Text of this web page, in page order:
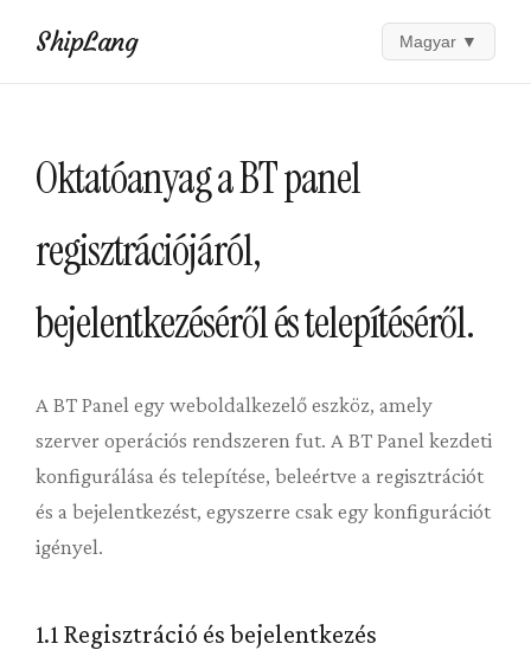
ShipLang Magyar ▼
Oktatóanyag a BT panel
regisztrációjáról,
bejelentkezéséről és telepítéséről.
A BT Panel egy weboldalkezelő eszköz, amely
szerver operációs rendszeren fut. A BT Panel kezdeti
konfigurálása és telepítése, beleértve a regisztrációt
és a bejelentkezést, egyszerre csak egy konfigurációt
igényel.
1.1 Regisztráció és bejelentkezés